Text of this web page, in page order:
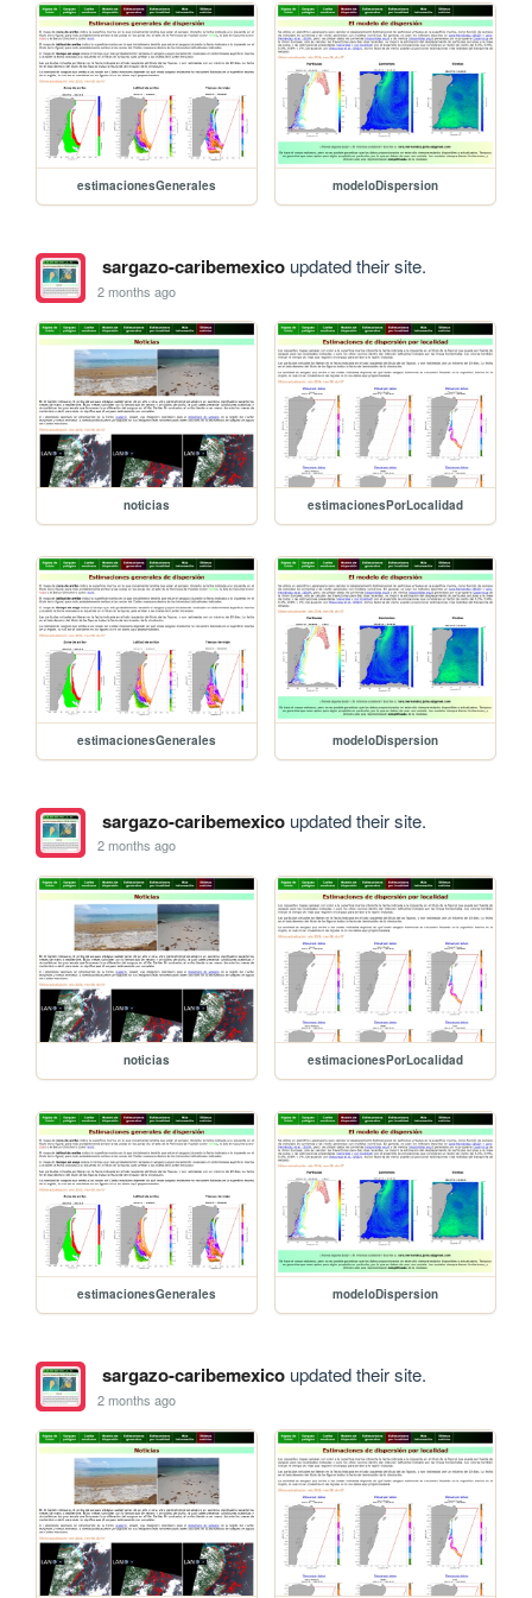
estimacionesGenerales modeloDispersion
sargazo-caribemexicoupdated their site.
2 months ago
noticias estimacionesPorLocalidad
estimacionesGenerales modeloDispersion
sargazo-caribemexicoupdated their site.
2 months ago
noticias estimacionesPorLocalidad
estimacionesGenerales modeloDispersion
sargazo-caribemexicoupdated their site.
2 months ago